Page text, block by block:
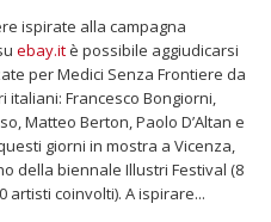
ispirate alla campagna
ebay.itè possibile aggiudicarsi
per Medici Senza Frontiere da
Francesco Bongiorni,
Matteo Berton, Paolo D’Altan e
giorni in mostra a Vicenza,
della biennale Illustri Festival (8
artisti coinvolti). A ispirare...
Giugno 15, 2026
18 e 19 dicembre 2026 –
gospel benefico per
Opera Cardinal Ferrari
Giugno 15, 2026